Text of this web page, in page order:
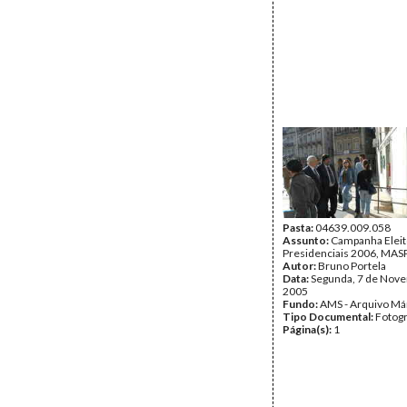
Pasta:04639.009.058
Assunto: Campanha
Presidenciais 2006,
Autor:Bruno Portela
Data:Segunda, 7 de
2005
Fundo:AMS - Arquivo
Tipo Documental:
Página(s): 1